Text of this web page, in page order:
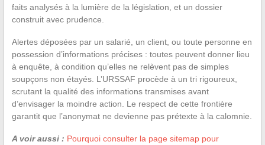
faits analysés à la lumière de la législation, et un dossier
construit avec prudence.
Alertes déposées par un salarié, un client, ou toute personne en
possession d’informations précises : toutes peuvent donner lieu
à enquête, à condition qu’elles ne relèvent pas de simples
soupçons non étayés. L’URSSAF procède à un tri rigoureux,
scrutant la qualité des informations transmises avant
d’envisager la moindre action. Le respect de cette frontière
garantit que l’anonymat ne devienne pas prétexte à la calomnie.
A voir aussi : Pourquoi consulter la page sitemap pour